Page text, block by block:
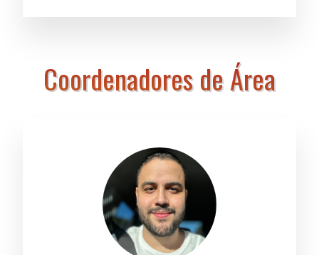
Coordenadores de Área